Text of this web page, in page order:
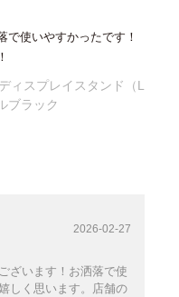
で使いやすかったです！
ィスプレイスタンド（L
ブラック
2026-02-27
ざいます！お洒落で使
しく思います。店舗の